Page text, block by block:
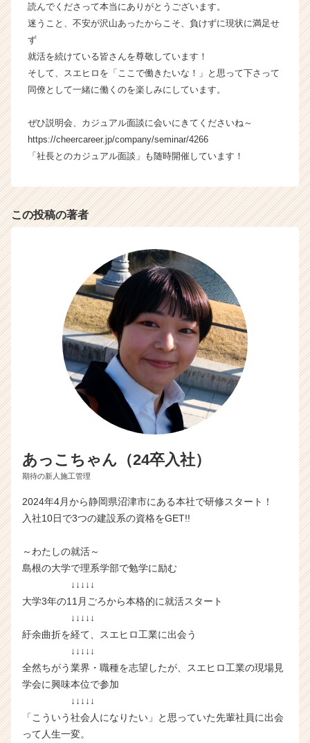
読んでくださって本当にありがとうございます。
迷うこと、不安が沢山あったからこそ、負けずに現状に満足せ
ず
就活を続けている皆さんを尊敬しています！
そして、スエヒロを「ここで働きたいな！」と思って下さって
同僚として一緒に働くのを楽しみにしています。
ぜひ説明会、カジュアル面談に会いにきてくださいね～
https://cheercareer.jp/company/seminar/4266
「社長とのカジュアル面談」も随時開催しています！
この投稿の著者
あっこちゃん（24卒入社）
期待の新人施工管理
2024年4月から静岡県沼津市にある本社で研修スタート！
入社10日で3つの建設系の資格をGET!!
～わたしの就活～
島根の大学で理系学部で勉学に励む
↓↓↓↓↓
大学3年の11月ごろから本格的に就活スタート
↓↓↓↓↓
紆余曲折を経て、スエヒロ工業に出会う
↓↓↓↓↓
全然ちがう業界・職種を志望したが、スエヒロ工業の現場見
学会に興味本位で参加
↓↓↓↓↓
「こういう社会人になりたい」と思っていた先輩社員に出会
って人生一変。